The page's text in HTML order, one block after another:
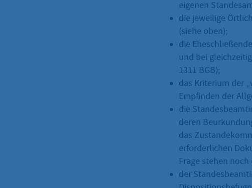
eigenen
die jeweilige
(siehe oben);
die
und bei
1311 BGB);
das Kriterium der
Empfinden der
die
deren
das
erforderlichen
Frage stehen
der